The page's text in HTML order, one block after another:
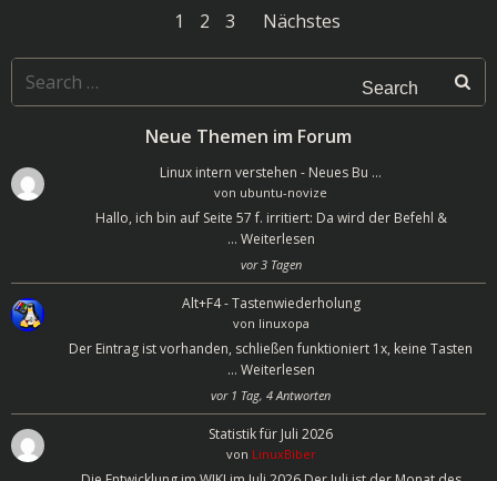
Posts
navigation
Page
1 Page
2 Page
3
Posts
navigation
Nächstes
Search
for:
Neue Themen im Forum
Linux intern verstehen - Neues Bu …
von ubuntu-novize
Hallo, ich bin auf Seite 57 f. irritiert: Da wird der Befehl &
… Weiterlesen
vor 3 Tagen
Alt+F4 - Tastenwiederholung
von linuxopa
Der Eintrag ist vorhanden, schließen funktioniert 1x, keine Tasten
… Weiterlesen
vor 1 Tag, 4 Antworten
Statistik für Juli 2026
von LinuxBiber